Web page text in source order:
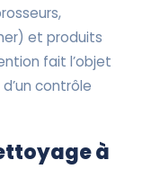
et produits
fait l’objet
contrôle
à